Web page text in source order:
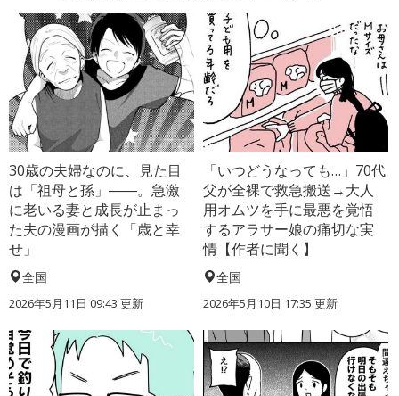
30歳の夫婦なのに、見た目
は「祖母と孫」――。急激
に老いる妻と成長が止まっ
た夫の漫画が描く「歳と幸
せ」
全国
2026年5月11日 09:43 更新
「いつどうなっても…」70代
父が全裸で救急搬送→大人
用オムツを手に最悪を覚悟
するアラサー娘の痛切な実
情【作者に聞く】
全国
2026年5月10日 17:35 更新